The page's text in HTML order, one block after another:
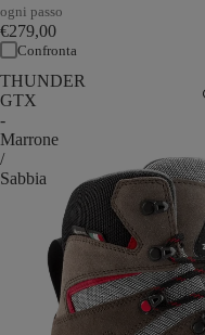
ogni passo
€279,00
Confronta
THUNDER
GTX
-
Marrone
/
Sabbia